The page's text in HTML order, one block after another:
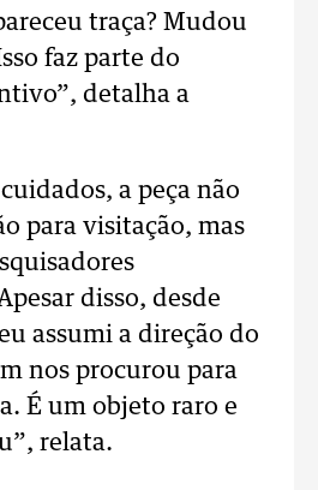
traça? Mudou
faz parte do
detalha a
a peça não
para visitação, mas
disso, desde
assumi a direção do
nos procurou para
É um objeto raro e
relata.